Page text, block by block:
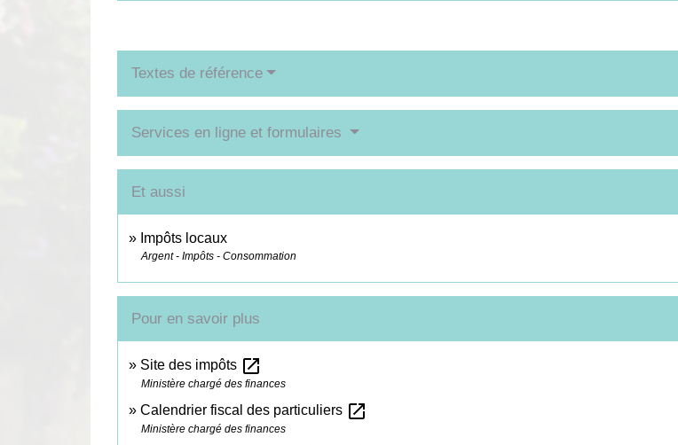
Textes de référence
Services en ligne et formulaires
Et aussi
Impôts locaux
Argent - Impôts - Consommation
Pour en savoir plus
Site des impôts open_in_new
Ministère chargé des finances
Calendrier fiscal des particuliers open_in_new
Ministère chargé des finances